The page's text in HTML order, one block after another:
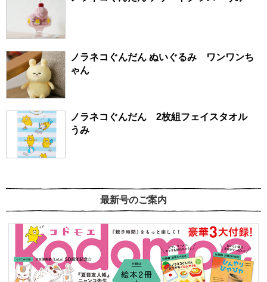
ノラネコぐんだん ぬいぐるみ ワンワンち
ゃん
ノラネコぐんだん 2枚組フェイスタオル
うみ
最新号のご案内